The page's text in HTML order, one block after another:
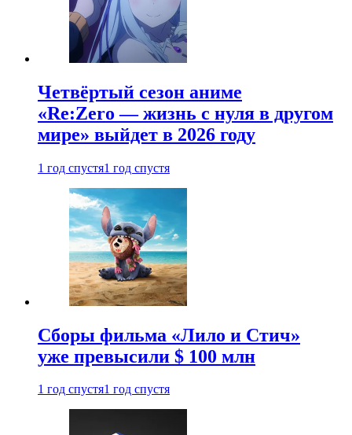
Четвёртый сезон аниме
«Re:Zero — жизнь с нуля в другом
мире» выйдет в 2026 году
1 год спустя1 год спустя
Сборы фильма «Лило и Стич»
уже превысили $ 100 млн
1 год спустя1 год спустя